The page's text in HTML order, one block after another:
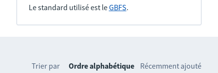
Le standard utilisé est leGBFS.
Trier par Ordre alphabétique Récemment ajouté